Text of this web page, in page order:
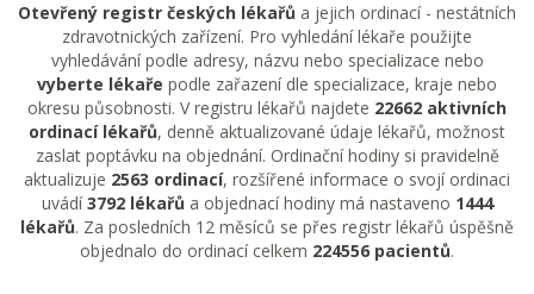
Otevřený registr českých lékařů a jejich ordinací - nestátních
zdravotnických zařízení. Pro vyhledání lékaře použijte
vyhledávání podle adresy, názvu nebo specializace nebo
vyberte lékaře podle zařazení dle specializace, kraje nebo
okresu působnosti. V registru lékařů najdete 22662 aktivních
ordinací lékařů, denně aktualizované údaje lékařů, možnost
zaslat poptávku na objednání. Ordinační hodiny si pravidelně
aktualizuje 2563 ordinací, rozšířené informace o svojí ordinaci
uvádí3792 lékařů a objednací hodiny má nastaveno 1444
lékařů. Za posledních 12 měsíců se přes registr lékařů úspěšně
objednalo do ordinací celkem 224556 pacientů.